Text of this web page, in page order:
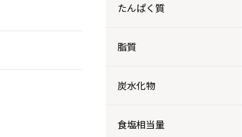
たんぱく質
脂質
炭水化物
食塩相当量